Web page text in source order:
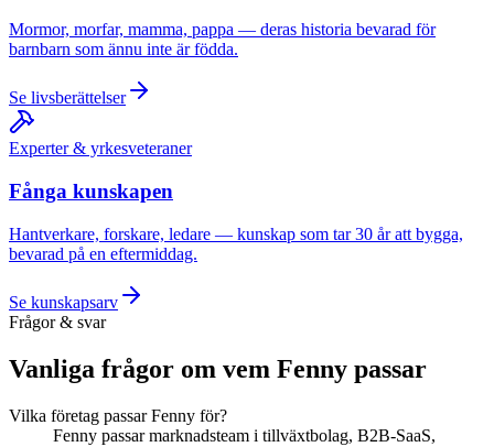
Mormor, morfar, mamma, pappa — deras historia bevarad för
barnbarn som ännu inte är födda.
Se livsberättelser
Experter & yrkesveteraner
Fånga kunskapen
Hantverkare, forskare, ledare — kunskap som tar 30 år att bygga,
bevarad på en eftermiddag.
Se kunskapsarv
Frågor & svar
Vanliga frågor om vem Fenny passar
Vilka företag passar Fenny för?
Fenny passar marknadsteam i tillväxtbolag, B2B-SaaS,